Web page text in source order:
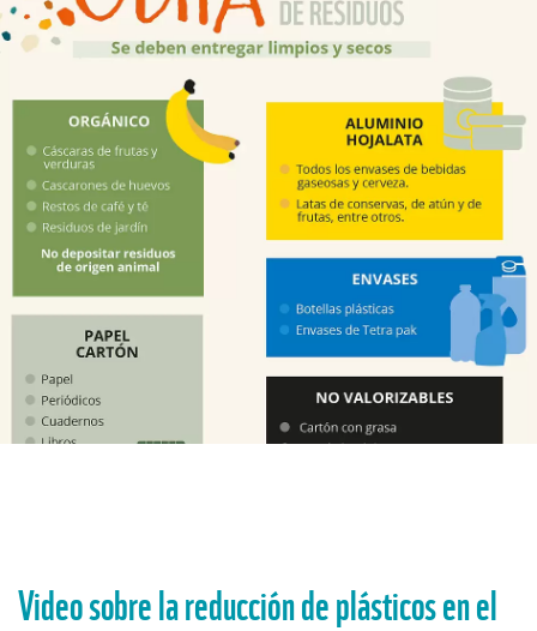
Video sobre la reducción de plásticos en el